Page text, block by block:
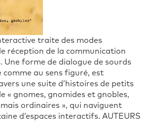
traite des modes
réception de la communication
Une forme de dialogue de sourds
comme au sens figuré, est
une suite d’histoires de petits
« gnomes, gnomides et gnobles,
ordinaires », qui naviguent
d’espaces interactifs. AUTEURS